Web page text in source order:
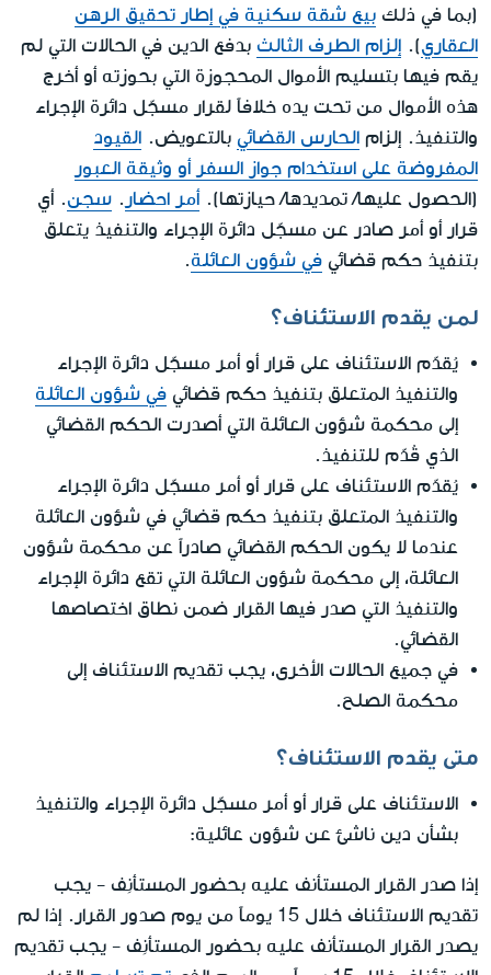
(بما في ذلك بيع شقة سكنية في إطار تحقيق الرهن
العقاري). إلزام الطرف الثالث بدفع الدين في الحالات التي لم
يقم فيها بتسليم الأموال المحجوزة التي بحوزته أو أخرج
هذه الأموال من تحت يده خلافاً لقرار مسجّل دائرة الإجراء
والتنفيذ. إلزام الحارس القضائي بالتعويض. القيود
المفروضة على استخدام جواز السفر أو وثيقة العبور
(الحصول عليها/ تمديدها/ حيازتها).أمر احضار . سجن. أي
قرار أو أمر صادر عن مسجّل دائرة الإجراء والتنفيذ يتعلق
بتنفيذ حكم قضائي في شؤون العائلة.
لمن يقدم الاستئناف؟
يُقدّم الاستئناف على قرار أو أمر مسجّل دائرة الإجراء
والتنفيذ المتعلق بتنفيذ حكم قضائي في شؤون العائلة
إلى محكمة شؤون العائلة التي أصدرت الحكم القضائي
الذي قُدّم للتنفيذ.
يُقدّم الاستئناف على قرار أو أمر مسجّل دائرة الإجراء
والتنفيذ المتعلق بتنفيذ حكم قضائي في شؤون العائلة
عندما لا يكون الحكم القضائي صادراً عن محكمة شؤون
العائلة، إلى محكمة شؤون العائلة التي تقع دائرة الإجراء
والتنفيذ التي صدر فيها القرار ضمن نطاق اختصاصها
القضائي.
في جميع الحالات الأخرى، يجب تقديم الاستئناف إلى
محكمة الصلح.
متى يقدم الاستئناف؟
الاستئناف على قرار أو أمر مسجّل دائرة الإجراء والتنفيذ
بشأن دين ناشئ عن شؤون عائلية:
إذا صدر القرار المستأنف عليه بحضور المستأنِف - يجب
تقديم الاستئناف خلال 15 يوماً من يوم صدور القرار. إذا لم
يصدر القرار المستأنف عليه بحضور المستأنِف - يجب تقديم